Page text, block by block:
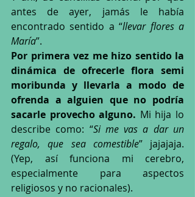
antes de ayer, jamás le había
encontrado sentido a “llevar flores a
María”.
Por primera vez me hizo sentido la
dinámica de ofrecerle flora semi
moribunda y llevarla a modo de
ofrenda a alguien que no podría
sacarle provecho alguno. Mi hija lo
describe como: “Si me vas a dar un
regalo, que sea comestible” jajajaja.
(Yep, así funciona mi cerebro,
especialmente para aspectos
religiosos y no racionales).